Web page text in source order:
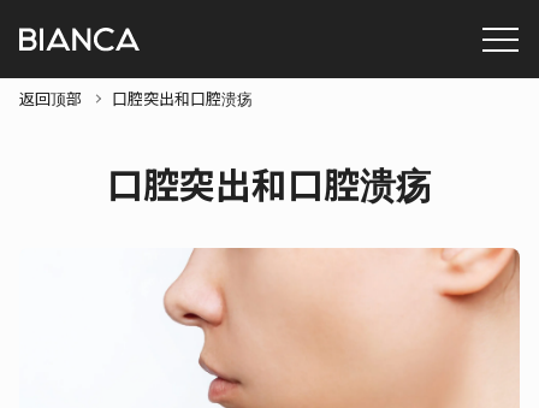
返回顶部 口腔突出和口腔溃疡
口腔突出和口腔溃疡